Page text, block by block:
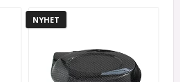
NYHET